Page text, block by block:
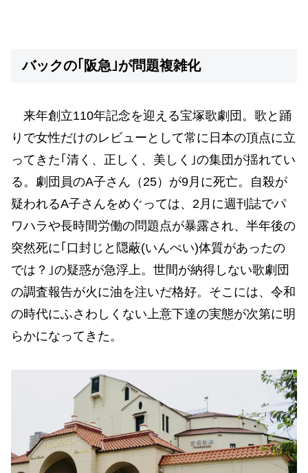
バックの｢阪急｣が問題複雑化
来年創立110年記念を迎える宝塚歌劇団。歌と踊
りで女性だけのレビューとして常に日本の頂点に立
ってきた｢清く、正しく、美しく｣の集団が揺れてい
る。劇団員のA子さん（25）が9月に死亡。自殺が
疑われるA子さんをめぐっては、2月に週刊誌でパ
ワハラや長時間労働の問題点が暴露され、半年後の
突然死に｢口封じと隠蔽(いんぺい)体質があったの
では？｣の疑惑が急浮上。世間が納得しない歌劇団
の調査報告が火に油を注いだ格好。そこには、令和
の時代にふさわしくない上意下達の実態が次第に明
らかになってきた。